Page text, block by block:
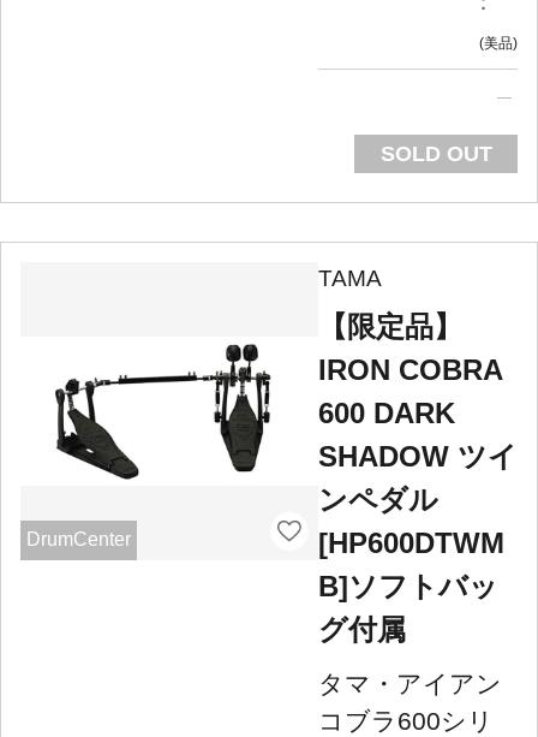
美品
SOLD OUT
DrumCenter
TAMA
【限定品】
IRON COBRA
600 DARK
SHADOW ツイ
ンペダル
[HP600DTWM
B]ソフトバッ
グ付属
タマ・アイアン
コブラ600シリ